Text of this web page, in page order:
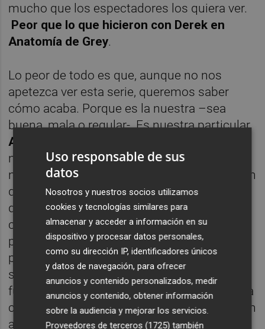
mucho que los espectadores los quiera ver.
Peor que lo que hicieron con Derek en
Anatomía de Grey.
Lo peor de todo es que, aunque no nos
apetezca ver esta serie, queremos saber
cómo acaba. Porque es la nuestra –sea
buena, mala o regular-. Es nuestra particular
Alquería “Blanquinegra”.
negra que otra cosa, hemos tenido más fe –
ninguna otra cosa más- que ellos mismos en
que la cosa repuntara. Lo cierto es que lo
que se dice ilusión duró más bien poco,
concretamente las primeras semanas de
pretemporada -lo que sería la fase de
producción o incluso preproducción de la
serie-. Con la salida de algunos personajes
fundamentales en la historia –futbolistas-, la
cosa se fue a pique. Y al director ni le dejaron
abandonar el proyecto, ni luego quiso él
Uso responsable de sus
datos
Nosotros y nuestros socios utilizamos
cookies y tecnologías similares para
almacenar y acceder a información en su
dispositivo y procesar datos personales,
como su dirección IP, identificadores únicos
y datos de navegación, para ofrecer
anuncios y contenido personalizados, medir
anuncios y contenido, obtener información
sobre la audiencia y mejorar los servicios.
Proveedores de terceros (1725) también